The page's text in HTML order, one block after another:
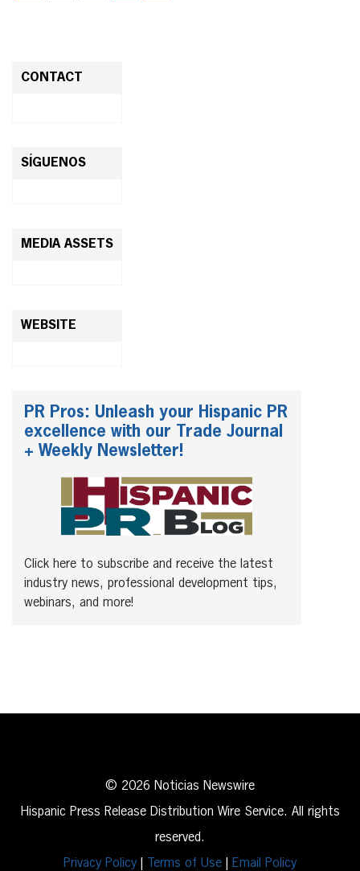
CONTACT
SÍGUENOS
MEDIA ASSETS
WEBSITE
PR Pros: Unleash your Hispanic PR
excellence with our Trade Journal
+ Weekly Newsletter!
Click here to subscribe and receive the latest
industry news, professional development tips,
webinars, and more!
© 2026 Noticias Newswire
Hispanic Press Release Distribution Wire Service. All rights
reserved.
Privacy Policy
Terms of Use Email Policy